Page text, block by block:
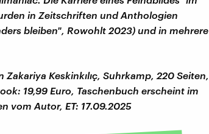
in Zeitschriften und Anthologien
bleiben", Rowohlt 2023) und in mehrere
Keskinkılıç, Suhrkamp, 220 Seiten,
19,99 Euro, Taschenbuch erscheint im
vom Autor, ET: 17.09.2025